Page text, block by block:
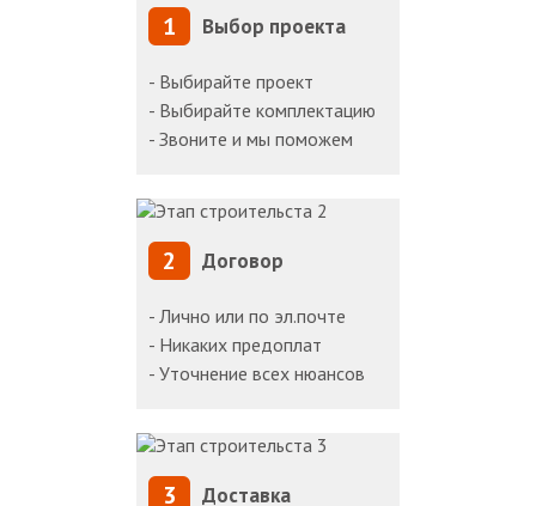
1 Выбор проекта
- Выбирайте проект
- Выбирайте комплектацию
- Звоните и мы поможем
2 Договор
- Лично или по эл.почте
- Никаких предоплат
- Уточнение всех нюансов
3 Доставка